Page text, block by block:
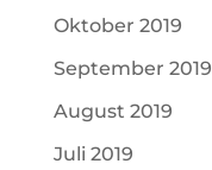
Oktober 2019
September 2019
August 2019
Juli 2019